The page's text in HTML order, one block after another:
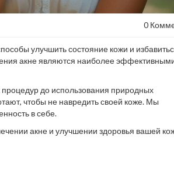
0
улучшить состояние кожи и
акне являются наиболее
до использования природных
чтобы не навредить своей коже. Мы
в себе.
акне и улучшении здоровья вашей